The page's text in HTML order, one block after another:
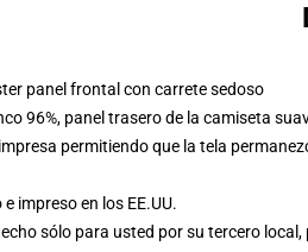
panel frontal con carrete sedoso
96%, panel trasero de la camiseta
permitiendo que la tela
impreso en los EE.UU.
sólo para usted por su tercero